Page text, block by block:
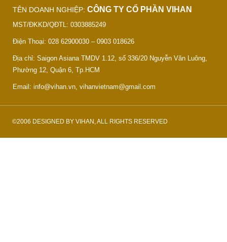
TÊN DOANH NGHIỆP: CÔNG TY CỔ PHẦN VIHAN
MST/ĐKKD/QĐTL: 0303885249
Điện Thoại: 028 62900030 – 0903 018626
Địa chỉ: Saigon Asiana TMDV 1.12, số 336/20 Nguyễn Văn Luông,
Phường 12, Quận 6, Tp.HCM
Email: info@vihan.vn, vihanvietnam@gmail.com
©2006 DESIGNED BY VIHAN, ALL RIGHTS RESERVED